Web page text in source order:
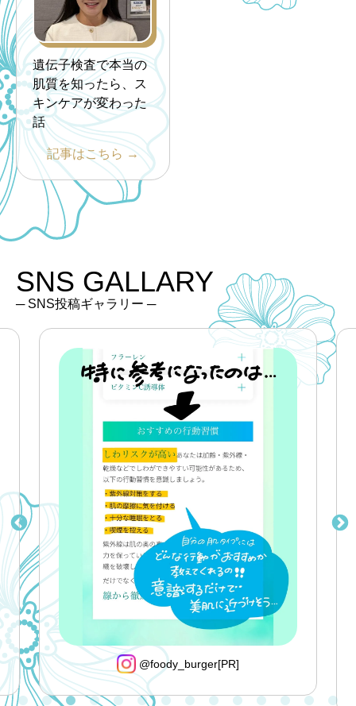
遺伝子検査で本当の
肌質を知ったら、ス
キンケアが変わった
話
記事はこちら →
SNS GALLARY
─ SNS投稿ギャラリー ─
@foody_burger[PR]